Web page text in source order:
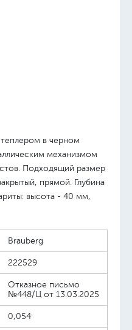
в черном
механизмом
Подходящий размер
прямой. Глубина
высота - 40 мм,
Благодаря компактным
дизайн
любому интерьеру.
Brauberg
222529
Отказное письмо
№448/Ц от 13.03.2025
0,054